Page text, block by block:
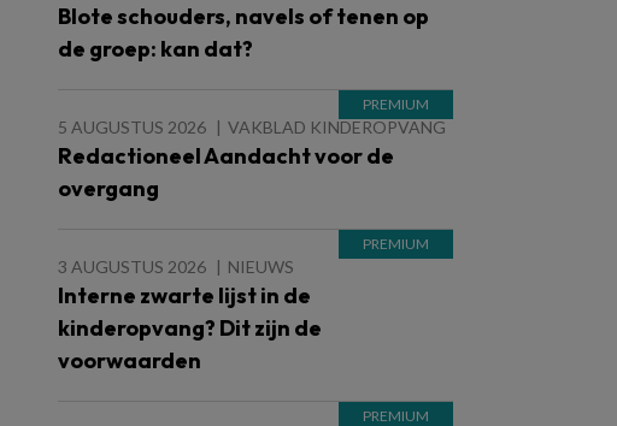
Blote schouders, navels of tenen op
de groep: kan dat?
5 AUGUSTUS 2026 VAKBLAD KINDEROPVANG
Redactioneel Aandacht voor de
overgang
3 AUGUSTUS 2026 NIEUWS
Interne zwarte lijst in de
kinderopvang? Dit zijn de
voorwaarden